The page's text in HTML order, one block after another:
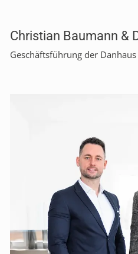
Christian Baumann &
Geschäftsführung der